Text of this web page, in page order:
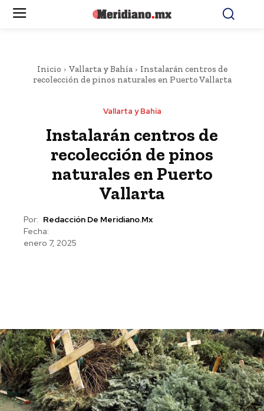
Inicio Vallarta y Bahía
Instalarán centros de
recolección de pinos naturales en Puerto Vallarta
Vallarta y Bahía
Instalarán centros de
recolección de pinos
naturales en Puerto
Vallarta
Por: Redacción De Meridiano.mx
Fecha:
enero 7, 2025